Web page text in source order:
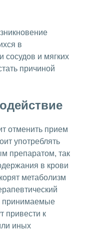
в
сосудов и мягких
причиной
отменить прием
употреблять
препаратом, так
в крови
метаболизм
принимаемые
привести к
иных